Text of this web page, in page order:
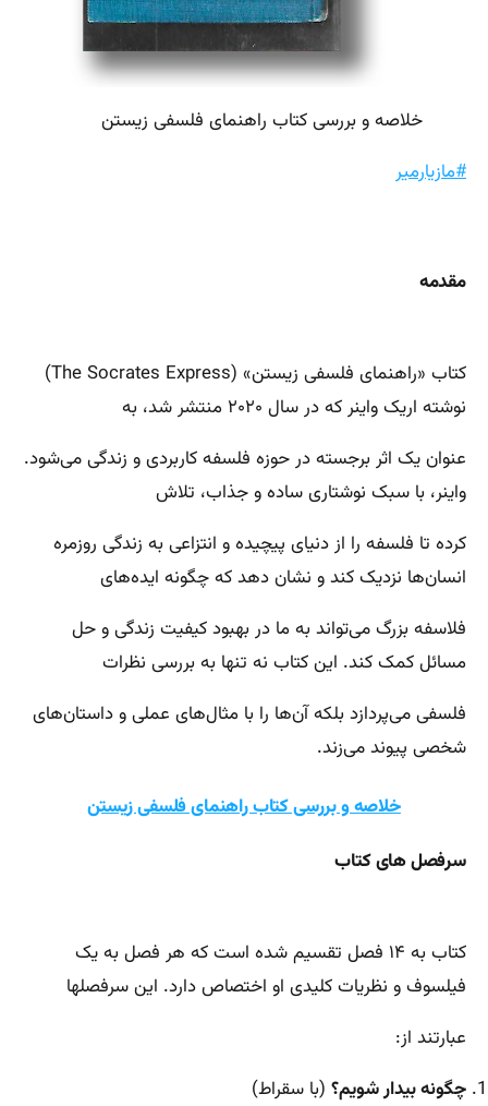
خلاصه و بررسی کتاب راهنمای فلسفی زیستن
#مازیارمیر
مقدمه
کتاب «راهنمای فلسفی زیستن» (The Socrates Express)
نوشته اریک واینر که در سال ۲۰۲۰ منتشر شد، به
عنوان یک اثر برجسته در حوزه فلسفه کاربردی و زندگی می‌شود.
واینر، با سبک نوشتاری ساده و جذاب، تلاش
کرده تا فلسفه را از دنیای پیچیده و انتزاعی به زندگی روزمره
انسان‌ها نزدیک کند و نشان دهد که چگونه ایده‌های
فلاسفه بزرگ می‌تواند به ما در بهبود کیفیت زندگی و حل
مسائل کمک کند. این کتاب نه تنها به بررسی نظرات
فلسفی می‌پردازد بلکه آن‌ها را با مثال‌های عملی و داستان‌های
شخصی پیوند می‌زند.
خلاصه و بررسی کتاب راهنمای فلسفی زیستن
سرفصل های کتاب
کتاب به ۱۴ فصل تقسیم شده است که هر فصل به یک
فیلسوف و نظریات کلیدی او اختصاص دارد. این سرفصلها
عبارتند از:
چگونه بیدار شویم؟ (با سقراط)